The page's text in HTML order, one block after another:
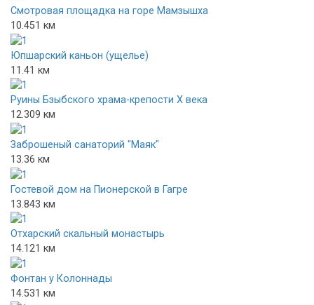
Смотровая площадка на горе Мамзышха
10.451 км
Юпшарский каньон (ущелье)
11.41 км
Руины Бзыбского храма-крепости X века
12.309 км
Заброшеный санаторий "Маяк"
13.36 км
Гостевой дом на Пионерской в Гагре
13.843 км
Отхарский скальный монастырь
14.121 км
Фонтан у Колоннады
14.531 км